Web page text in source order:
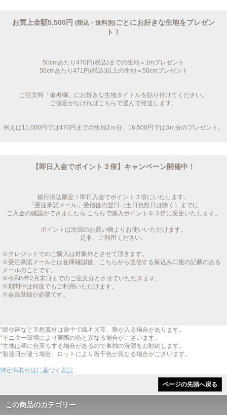
お買上金額5,500円 (税込・送料別)ごとにお好きな生地をプレゼン
ト！
50cmあたり470円(税込)までの生地＝1mプレゼント
50cmあたり471円(税込)以上の生地＝50cmプレゼント
ご注文時「備考欄」にお好きな生地タイトルを貼り付けてください。
ご指定がなければこちらで選んで発送します。
例えば11,000円では470円までの生地2ｍ分、16,500円では3ｍ分のプレゼント。
【即日入金でポイント３倍】キャンペーン開催中！
銀行振込限定！即日入金でポイント３倍にいたします。
「受注承諾メール」受信後の翌日（土日祝祭日は除く）までに
ご入金の確認ができましたら こちらで購入ポイントを３倍に変更いたします。
ポイントは次回のお買い物よりお使いいただけます。
是非、ご利用ください。
※クレジットでのご購入は対象外とさせて頂きます。
※受注承諾メールとは在庫確認後、こちらから送信する振込み口座の記載のある
メールのことです。
※令和5年2月末日までのご注文分とさせていただきます。
※期間中は何度でもご利用いただけます。
※会員登録が必要です。
*綿や麻など天然素材は途中で織キズ等、難が入る場合があります。
*モニター環境により実際の色と異なる場合がございます。
*生地は稀に色落ちする場合があるので単独の洗濯をお勧めします。
*製造日が違う場合、ロットにより若干色が異なる場合がございます。
特定商取引法に基づく表記
ページの先頭へ戻る
この商品のカテゴリー